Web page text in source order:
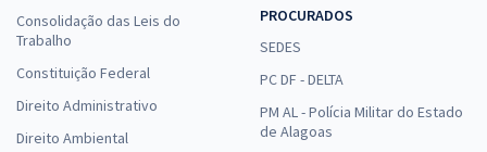
Consolidação das Leis do
Trabalho
Constituição Federal
Direito Administrativo
Direito Ambiental
PROCURADOS
SEDES
PC DF - DELTA
PM AL - Polícia Militar do Estado
de Alagoas